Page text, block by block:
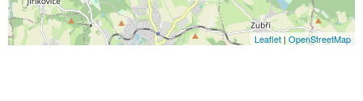
Leaflet | OpenStreetMap